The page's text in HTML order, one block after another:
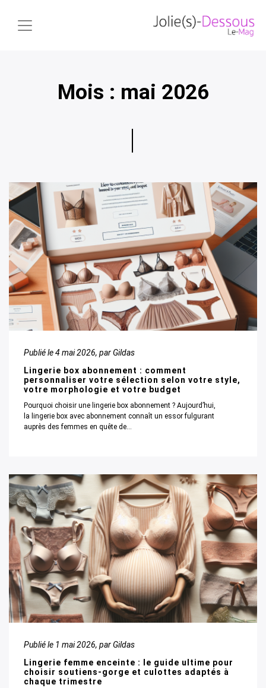
Mois : mai 2026
Publié le4 mai 2026, par Gildas
Lingerie box abonnement : comment
personnaliser votre sélection selon votre style,
votre morphologie et votre budget
Pourquoi choisir une lingerie box abonnement ? Aujourd’hui,
la lingerie box avec abonnement connaît un essor fulgurant
auprès des femmes en quête de...
Publié le 1 mai 2026, par Gildas
Lingerie femme enceinte : le guide ultime pour
choisir soutiens-gorge et culottes adaptés à
chaque trimestre